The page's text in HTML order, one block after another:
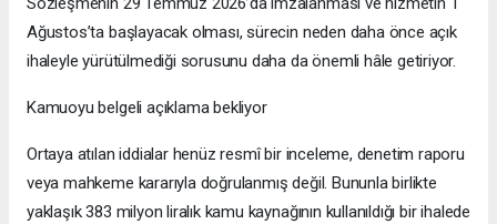
Ağustos’ta başlayacak olması, sürecin neden daha önce açık
ihaleyle yürütülmediği sorusunu daha da önemli hâle getiriyor.
Kamuoyu belgeli açıklama bekliyor
Ortaya atılan iddialar henüz resmî bir inceleme, denetim raporu
veya mahkeme kararıyla doğrulanmış değil. Bununla birlikte
yaklaşık 383 milyon liralık kamu kaynağının kullanıldığı bir ihalede